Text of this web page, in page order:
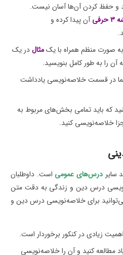
و حفظ کردن آن‌ها آسان نیست.
آن پیدا کرده و
صورت منظم همراه با یکمثالدر یک
را به طور کامل بنویسید.
در قسمت خلاصه‌نویسی یادداشت
که باید تمامی بخش‌های مربوط به
خلاصه‌نویسی کنید.
سایر درس‌های عمومی است. داوطلبان
درس دین و زندگی به دقت متن
برای خلاصه‌نویسی درس دین و
زیادی در کنکور برخوردار است.
مطالعه کنید و آن را خلاصه‌نویسی